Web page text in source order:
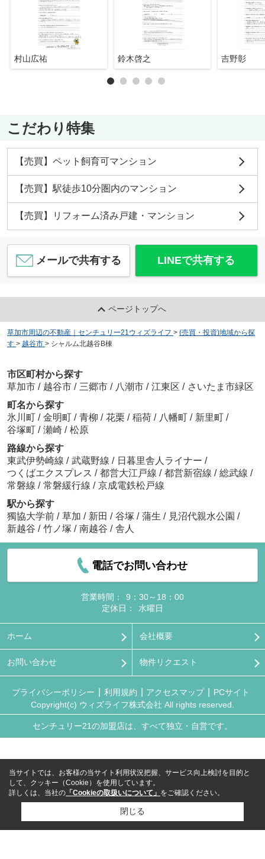
村山広祐 鈴木啓之 吉野彰
こだわり特集
【売買】ペット飼育可マンション
【売買】駅徒歩10分圏内のマンション
【売買】リフォーム済み戸建・マンション
メールで共有する LINEで共有する
ページトップへ
草加市周辺の不動産｜センチュリー21ウィズライフ > (売買・投資)地域から探
す > 越谷市 > シャルム北越谷B棟
市区町村から探す
草加市 / 越谷市 / 三郷市 / 八潮市 / 江東区 / さいたま市緑区
町名から探す
氷川町 / 金明町 / 青柳 / 花栗 / 稲荷 / 八幡町 / 新里町 /
谷塚町 / 瀬崎 / 松原
路線から探す
東武伊勢崎線 / 武蔵野線 / 日暮里舎人ライナー /
つくばエクスプレス / 都営大江戸線 / 都営新宿線 / 総武線 /
常磐線 / 常磐緩行線 / 京成電鉄松戸線
駅から探す
獨協大学前 / 草加 / 新田 / 谷塚 / 蒲生 / 見沼代親水公園 /
新越谷 / 竹ノ塚 / 南越谷 / 舎人
電話でお問い合わせ
営業時間：
9：30～18：00
定休日：
水曜日
ホーム 会社概要
お問い合わせ 物件リクエスト
プライバシーポリシー 利用規約 アクセスマップ
PCサイト
Copyright(c) ウィズライフ株式会社 All rights reserved.
センチュリー21の加盟店は、すべて独立・自営です。
当サイトでは、お客様の当サイト利用状況把握、サービス向上検討を目的と
して、クッキー（Cookie）を使用しています。
詳しくは、当社の 「Cookieの取扱いについて」 をご確認ください。
閉じる